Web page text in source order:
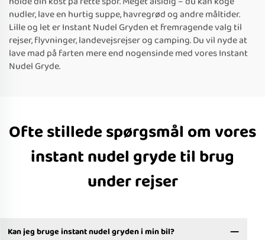
nudler, lave en hurtig suppe, havregrød og andre måltider.
Lille og let er Instant Nudel Gryden et fremragende valg til
rejser, flyvninger, landevejsrejser og camping. Du vil nyde at
lave mad på farten mere end nogensinde med vores Instant
Nudel Gryde.
Ofte stillede spørgsmål om vores
instant nudel gryde til brug
under rejser
Kan jeg bruge instant nudel gryden i min bil?